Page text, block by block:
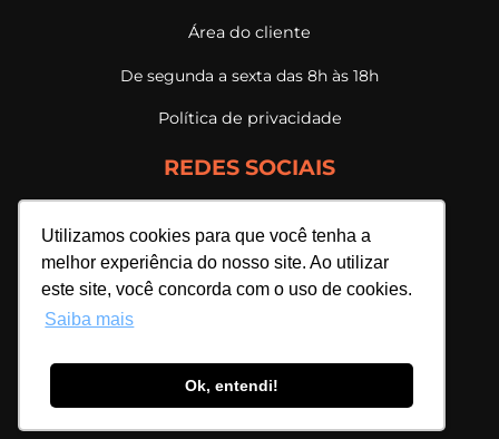
Utilizamos cookies para que você tenha a
melhor experiência do nosso site. Ao utilizar
este site, você concorda com o uso de cookies.
Saiba mais
Ok, entendi!
Área do cliente
De segunda a sexta das 8h às 18h
Política de privacidade
REDES SOCIAIS